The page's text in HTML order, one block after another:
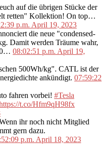
auf die übrigen Stücke der
retten" Kollektion! On top…
p.m. April 19, 2023
die neue "condensed-
Damit werden Träume wahr,
08:02:51 p.m. April 19,
500Wh/kg". CATL ist der
ankündigt. 07:59:22
fahren vorbei! #Tesla
t.co/Hfm9qH98fx
ihr noch nicht Mitglied
gern dazu.
p.m. April 18, 2023